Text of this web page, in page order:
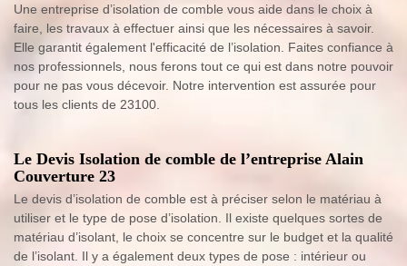
Une entreprise d’isolation de comble vous aide dans le choix à
faire, les travaux à effectuer ainsi que les nécessaires à savoir.
Elle garantit également l'efficacité de l’isolation. Faites confiance à
nos professionnels, nous ferons tout ce qui est dans notre pouvoir
pour ne pas vous décevoir. Notre intervention est assurée pour
tous les clients de 23100.
Le Devis Isolation de comble de l’entreprise Alain
Couverture 23
Le devis d’isolation de comble est à préciser selon le matériau à
utiliser et le type de pose d’isolation. Il existe quelques sortes de
matériau d’isolant, le choix se concentre sur le budget et la qualité
de l’isolant. Il y a également deux types de pose : intérieur ou